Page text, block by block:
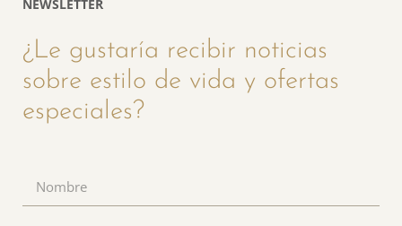
NEWSLETTER
¿Le gustaría recibir noticias
sobre estilo de vida y ofertas
especiales?